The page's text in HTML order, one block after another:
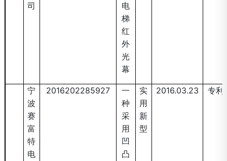
司
电
梯
红
外
光
幕
宁
波
赛
富
特
电
2016202285927
一
种
采
用
凹
凸
实
用
新
型
2016.03.23 专利